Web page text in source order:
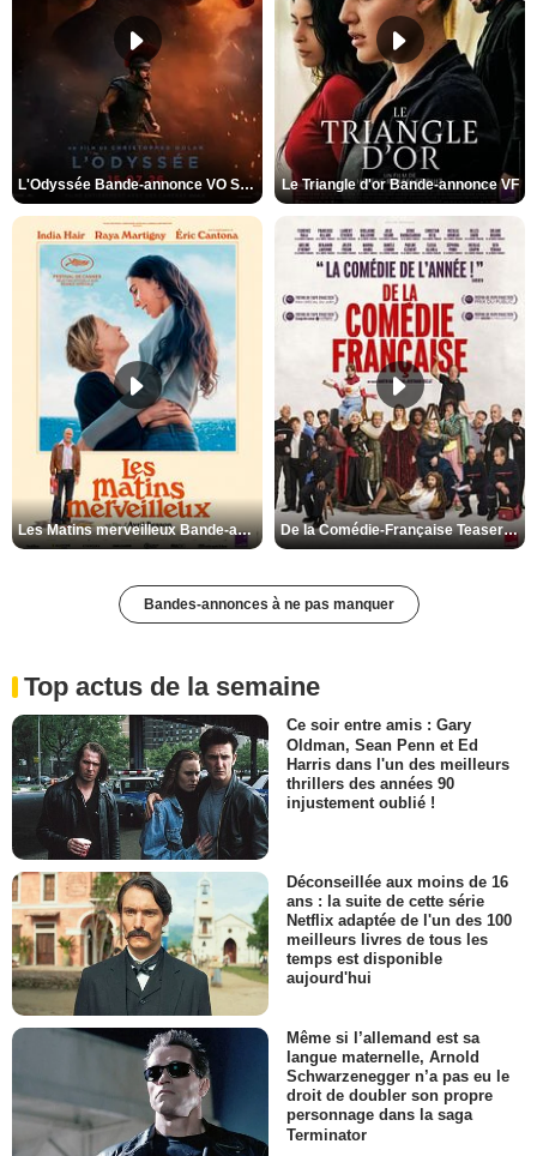
L'Odyssée Bande-annonce VO STFR Le Triangle d'or Bande-annonce VF
Les Matins merveilleux Bande-annonce VF De la Comédie-Française Teaser VF
Bandes-annonces à ne pas manquer
Top actus de la semaine
Ce soir entre amis : Gary
Oldman, Sean Penn et Ed
Harris dans l'un des meilleurs
thrillers des années 90
injustement oublié !
Déconseillée aux moins de 16
ans : la suite de cette série
Netflix adaptée de l'un des 100
meilleurs livres de tous les
temps est disponible
aujourd'hui
Même si l’allemand est sa
langue maternelle, Arnold
Schwarzenegger n’a pas eu le
droit de doubler son propre
personnage dans la saga
Terminator